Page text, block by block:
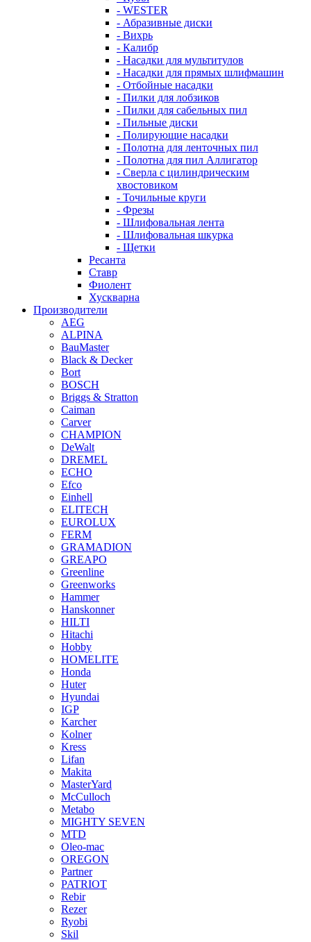
- WESTER
- Абразивные диски
- Вихрь
- Калибр
- Насадки для мультитулов
- Насадки для прямых шлифмашин
- Отбойные насадки
- Пилки для лобзиков
- Пилки для сабельных пил
- Пильные диски
- Полирующие насадки
- Полотна для ленточных пил
- Полотна для пил Аллигатор
- Сверла с цилиндрическим
хвостовиком
- Точильные круги
- Фрезы
- Шлифовальная лента
- Шлифовальная шкурка
- Щетки
Ресанта
Ставр
Фиолент
Хускварна
Производители
AEG
ALPINA
BauMaster
Black & Decker
Bort
BOSCH
Briggs & Stratton
Caiman
Carver
CHAMPION
DeWalt
DREMEL
ECHO
Efco
Einhell
ELITECH
EUROLUX
FERM
GRAMADION
GREAPO
Greenline
Greenworks
Hammer
Hanskonner
HILTI
Hitachi
Hobby
HOMELITE
Honda
Huter
Hyundai
IGP
Karcher
Kolner
Kress
Lifan
Makita
MasterYard
McCulloch
Metabo
MIGHTY SEVEN
MTD
Oleo-mac
OREGON
Partner
PATRIOT
Rebir
Rezer
Ryobi
Skil